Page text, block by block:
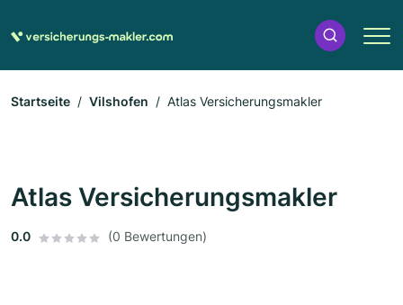
Startseite Vilshofen Atlas Versicherungsmakler
Atlas Versicherungsmakler
0.0 (0 Bewertungen)